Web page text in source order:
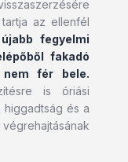
az ellenfél
fegyelmi
fakadó
fér bele.
is óriási
higgadtság és a